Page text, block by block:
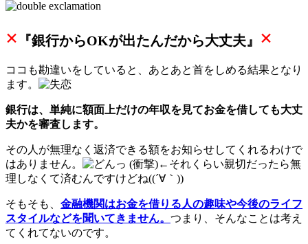
× 『銀行からOKが出たんだから大丈夫』 ×
ココも勘違いをしていると、あとあと首をしめる結果となり
ます。
銀行は、単純に額面上だけの年収を見てお金を借しても大丈
夫かを審査します。
その人が無理なく返済できる額をお知らせしてくれるわけで
はありません。
←それくらい親切だったら無
理しなくて済むんですけどね((´∀｀))
そもそも、 金融機関はお金を借りる人の趣味や今後のライフ
スタイルなどを聞いてきません。 つまり、そんなことは考え
てくれてないのです。